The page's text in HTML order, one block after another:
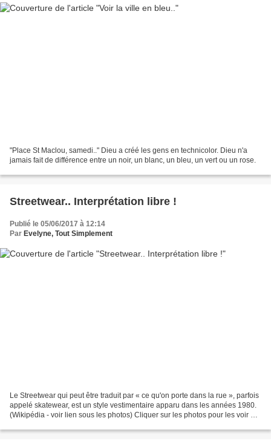
"Place St Maclou, samedi.." Dieu a créé les gens en technicolor. Dieu n'a
jamais fait de différence entre un noir, un blanc, un bleu, un vert ou un rose.
Streetwear.. Interprétation libre !
Publié le 05/06/2017 à 12:14
Par Evelyne, Tout Simplement
Le Streetwear qui peut être traduit par « ce qu'on porte dans la rue », parfois
appelé skatewear, est un style vestimentaire apparu dans les années 1980.
(Wikipédia - voir lien sous les photos) Cliquer sur les photos pour les voir en